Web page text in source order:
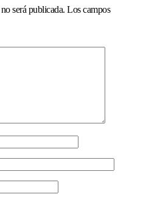
será publicada. Los campos